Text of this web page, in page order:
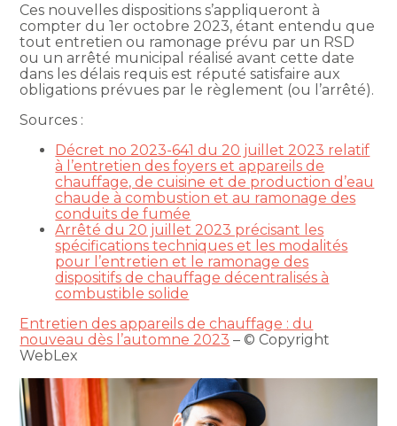
Ces nouvelles dispositions s’appliqueront à
compter du 1er octobre 2023, étant entendu que
tout entretien ou ramonage prévu par un RSD
ou un arrêté municipal réalisé avant cette date
dans les délais requis est réputé satisfaire aux
obligations prévues par le règlement (ou l’arrêté).
Sources :
Décret no 2023-641 du 20 juillet 2023 relatif
à l’entretien des foyers et appareils de
chauffage, de cuisine et de production d’eau
chaude à combustion et au ramonage des
conduits de fumée
Arrêté du 20 juillet 2023 précisant les
spécifications techniques et les modalités
pour l’entretien et le ramonage des
dispositifs de chauffage décentralisés à
combustible solide
Entretien des appareils de chauffage : du
nouveau dès l’automne 2023 – © Copyright
WebLex